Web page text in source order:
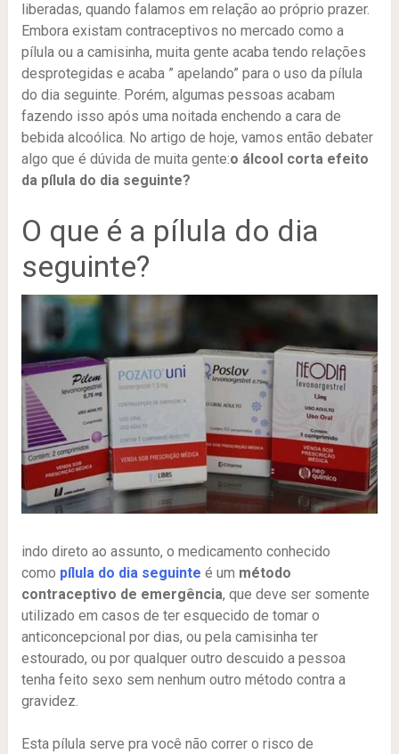
liberadas, quando falamos em relação ao próprio prazer.
Embora existam contraceptivos no mercado como a
pílula ou a camisinha, muita gente acaba tendo relações
desprotegidas e acaba ” apelando” para o uso da pílula
do dia seguinte. Porém, algumas pessoas acabam
fazendo isso após uma noitada enchendo a cara de
bebida alcoólica. No artigo de hoje, vamos então debater
algo que é dúvida de muita gente:o álcool corta efeito
da pílula do dia seguinte?
O que é a pílula do dia
seguinte?
indo direto ao assunto, o medicamento conhecido
como pílula do dia seguinte é um método
contraceptivo de emergência, que deve ser somente
utilizado em casos de ter esquecido de tomar o
anticoncepcional por dias, ou pela camisinha ter
estourado, ou por qualquer outro descuido a pessoa
tenha feito sexo sem nenhum outro método contra a
gravidez.
Esta pílula serve pra você não correr o risco de